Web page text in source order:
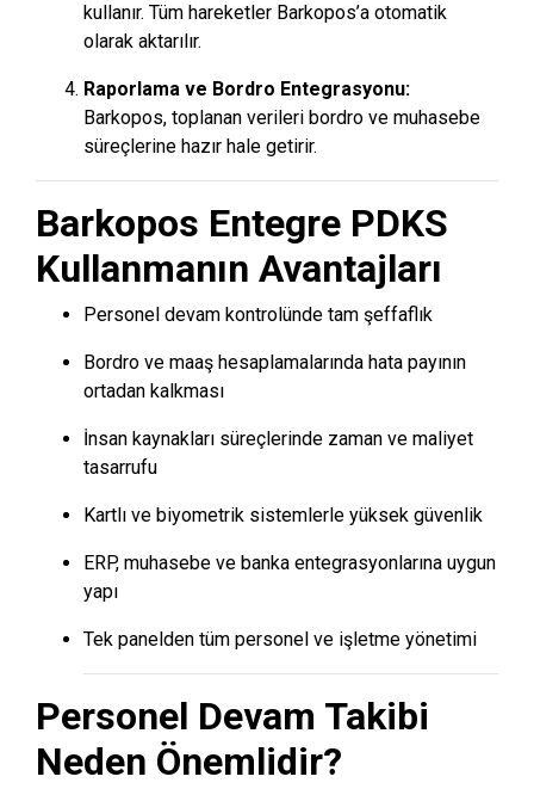
kullanır. Tüm hareketler Barkopos’a otomatik
olarak aktarılır.
Raporlama ve Bordro Entegrasyonu:
Barkopos, toplanan verileri bordro ve muhasebe
süreçlerine hazır hale getirir.
Barkopos Entegre PDKS
Kullanmanın Avantajları
Personel devam kontrolünde tam şeffaflık
Bordro ve maaş hesaplamalarında hata payının
ortadan kalkması
İnsan kaynakları süreçlerinde zaman ve maliyet
tasarrufu
Kartlı ve biyometrik sistemlerle yüksek güvenlik
ERP, muhasebe ve banka entegrasyonlarına uygun
yapı
Tek panelden tüm personel ve işletme yönetimi
Personel Devam Takibi
Neden Önemlidir?